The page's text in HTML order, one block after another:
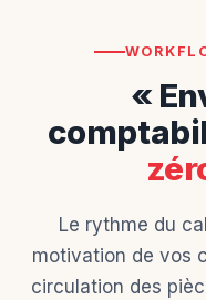
«
Le rythme du
motivation de vos
circulation des